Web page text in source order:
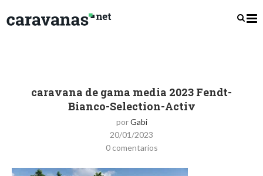
caravana de gama media 2023 Fendt-
Bianco-Selection-Activ
porGabi
20/01/2023
0 comentarios